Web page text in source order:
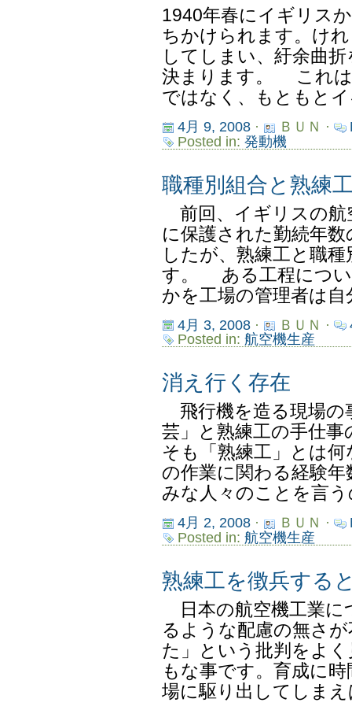
1940年春にイギリス
ちかけられます。け
してしまい、紆余曲
決まります。 これは
ではなく、もともと
4月 9, 2008· ＢＵＮ ·
Posted in: 発動機
職種別組合と熟練
前回、イギリスの航
に保護された勤続年
したが、熟練工と職
す。 ある工程につい
かを工場の管理者は
4月 3, 2008· ＢＵＮ ·
Posted in: 航空機生産
消え行く存在
飛行機を造る現場の
芸」と熟練工の手仕
そも「熟練工」とは
の作業に関わる経験
みな人々のことを言
4月 2, 2008· ＢＵＮ ·
Posted in: 航空機生産
熟練工を徴兵する
日本の航空機工業に
るような配慮の無さ
た」という批判をよ
もな事です。育成に
場に駆り出してしま